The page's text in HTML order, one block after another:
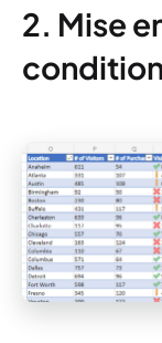
2. Mise